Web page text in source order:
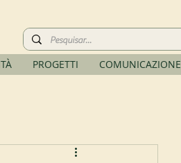
PROGETTI COMUNICAZIONE